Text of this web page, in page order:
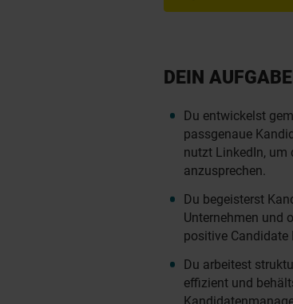
DEIN
Du entwickelst
passgenaue
nutzt LinkedIn, um
anzusprechen.
Du begeisterst
Unternehmen und
positive Candidate
Du arbeitest
effizient und